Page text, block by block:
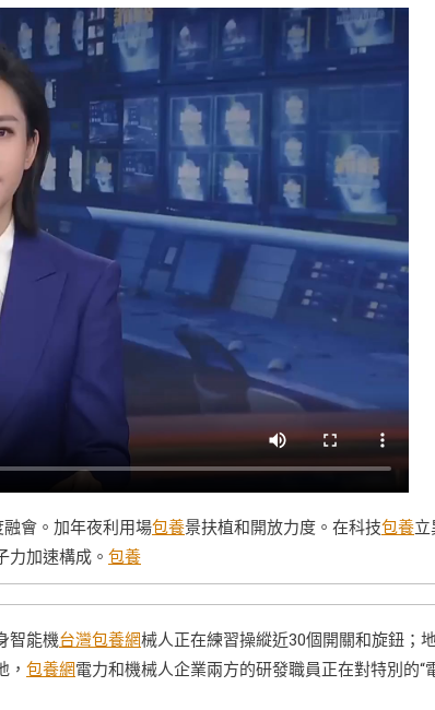
會。加年夜利用場包養景扶植和開放力度。在科技包養立
力加速構成。 包養
智能機台灣包養網械人正在練習操縱近30個開關和旋鈕；
， 包養網電力和機械人企業兩方的研發職員正在對特別的“